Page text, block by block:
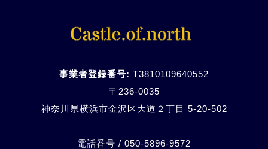
事業者登録番号: T3810109640552
〒236-0035
神奈川県横浜市金沢区大道２丁目 5-20-502
電話番号 / 050-5896-9572